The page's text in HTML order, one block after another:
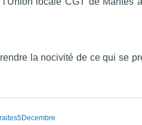
la nocivité de ce qui se